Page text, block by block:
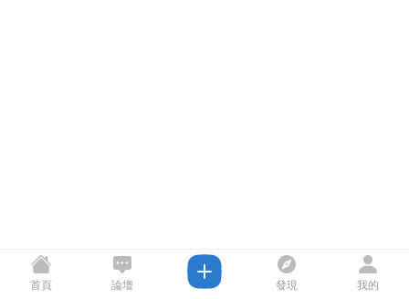
首頁 論壇 發現 我的